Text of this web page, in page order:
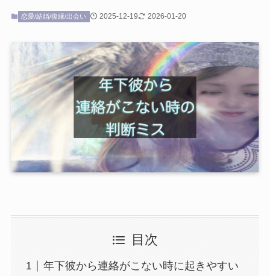
恋愛/結婚/復縁/出会い 2025-12-19 2026-01-20
目次
年下彼から連絡がこない時に起きやすい